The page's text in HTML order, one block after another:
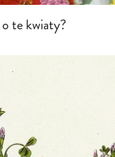
te kwiaty?